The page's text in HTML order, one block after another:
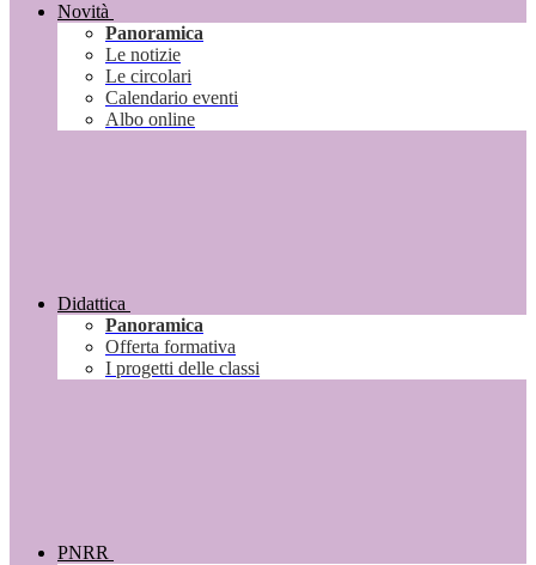
Novità
Panoramica
Le notizie
Le circolari
Calendario eventi
Albo online
Didattica
Panoramica
Offerta formativa
I progetti delle classi
PNRR